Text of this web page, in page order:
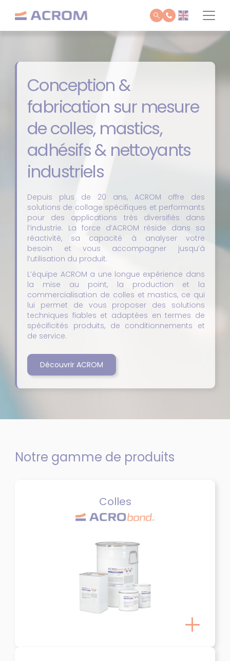
Conception &
fabrication sur mesure
de colles, mastics,
adhésifs & nettoyants
industriels
Depuis plus de 20 ans, ACROM offre des
solutions de collage spécifiques et performants
pour des applications très diversifiés dans
l’industrie. La force d’ACROM réside dans sa
réactivité, sa capacité à analyser votre
besoin et vous accompagner jusqu’à
l’utilisation du produit.
L’équipe ACROM a une longue expérience dans
la mise au point, la production et la
commercialisation de colles et mastics, ce qui
lui permet de vous proposer des solutions
techniques fiables et adaptées en termes de
spécificités produits, de conditionnements et
de service.
Découvrir ACROM
Notre gamme de produits
Colles